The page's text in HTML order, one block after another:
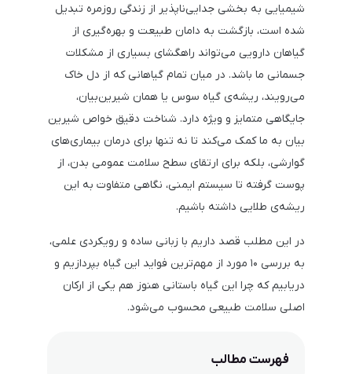
شیمیایی به بخشی جدایی‌ناپذیر از زندگی روزمره تبدیل
شده است، بازگشت به دامان طبیعت و بهره‌گیری از
گیاهان دارویی می‌تواند راهگشای بسیاری از مشکلات
جسمانی ما باشد. در میان تمام گیاهانی که از دل خاک
می‌رویند، ریشه‌ی گیاه سوس یا همان شیرین‌بیان،
جایگاهی متمایز و ویژه دارد. شناخت دقیق خواص شیرین
بیان به ما کمک می‌کند تا نه تنها برای درمان بیماری‌های
گوارشی، بلکه برای ارتقای سطح سلامت عمومی بدن، از
پوست گرفته تا سیستم ایمنی، نگاهی متفاوت به این
ریشه‌ی طلایی داشته باشیم.
در این مطلب قصد داریم با زبانی ساده و رویکردی علمی،
به بررسی ۱۰ مورد از مهم‌ترین فواید این گیاه بپردازیم و
دریابیم که چرا این گیاه باستانی هنوز هم یکی از ارکان
اصلی سلامت طبیعی محسوب می‌شود.
فهرست مطالب